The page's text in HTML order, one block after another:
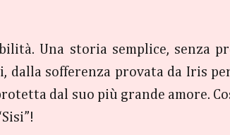
Una storia semplice, senza
dalla sofferenza provata da Iris
dal suo più grande amore.